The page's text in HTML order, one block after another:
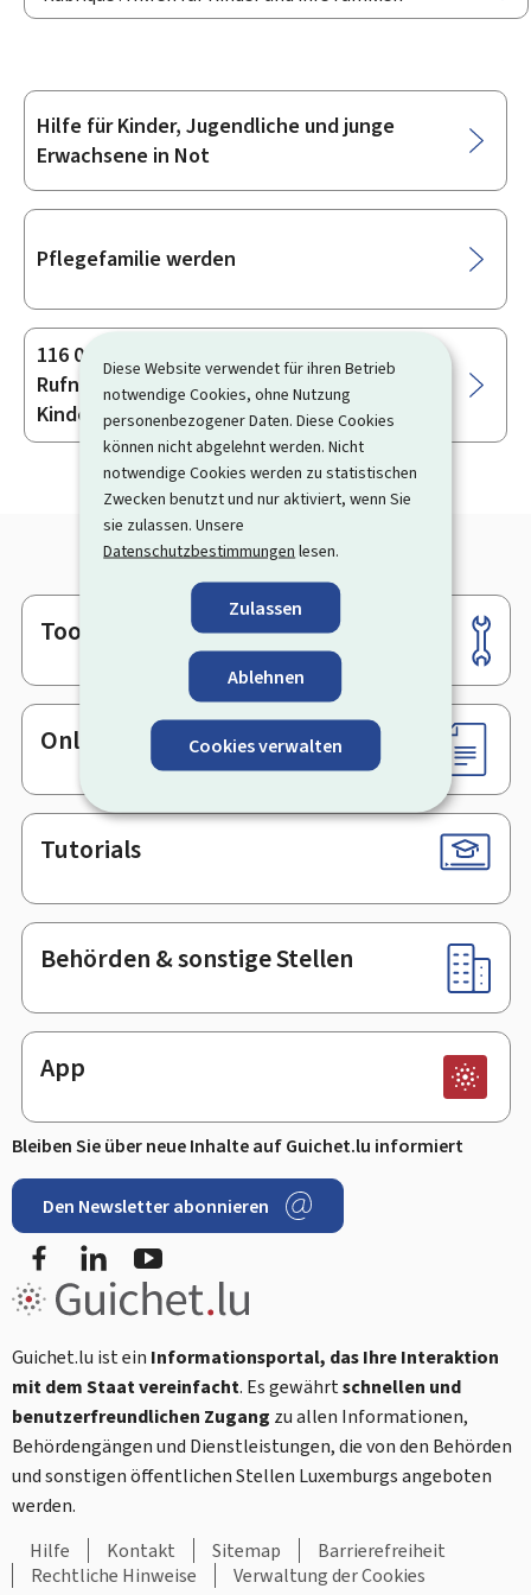
Diese Website verwendet für ihren Betrieb
notwendige Cookies, ohne Nutzung
personenbezogener Daten. Diese Cookies
können nicht abgelehnt werden. Nicht
notwendige Cookies werden zu statistischen
Zwecken benutzt und nur aktiviert, wenn Sie
sie zulassen. Unsere
Datenschutzbestimmungen lesen.
Zulassen
Ablehnen
Cookies verwalten
Unterrubriken
Hilfe für Kinder, Jugendliche und junge
Erwachsene in Not
Pflegefamilie werden
116 000 – die einheitliche europäische
Rufnummer für vermisste Kinder oder
Kinder in Not
Footer
Tools
Online-Dienste & Formulare
Tutorials
Behörden & sonstige Stellen
App
Bleiben Sie über neue Inhalte auf Guichet.lu informiert
Den Newsletter abonnieren
FacebookLinkedIn
Guichet.lu ist ein Informationsportal, das Ihre Interaktion
mit dem Staat vereinfacht. Es gewährtschnellen und
benutzerfreundlichen Zugang zu allen Informationen,
Behördengängen und Dienstleistungen, die von den Behörden
und sonstigen öffentlichen Stellen Luxemburgs angeboten
werden.
Hilfe
Kontakt Sitemap
Barrierefreiheit
Rechtliche Hinweise
Verwaltung der Cookies